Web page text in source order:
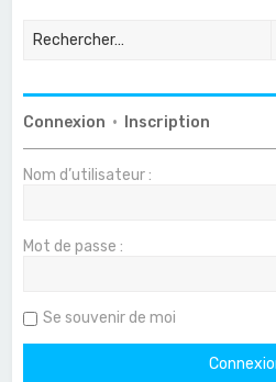
Connexion • Inscription
Nom d’utilisateur :
Mot de passe :
Se souvenir de moi